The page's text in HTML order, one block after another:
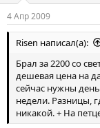
4 Апр 2009
Risen написал(а):
Брал за 2200 со
дешевая цена на
сейчас нужны
недели. Разницы,
никакой. + На